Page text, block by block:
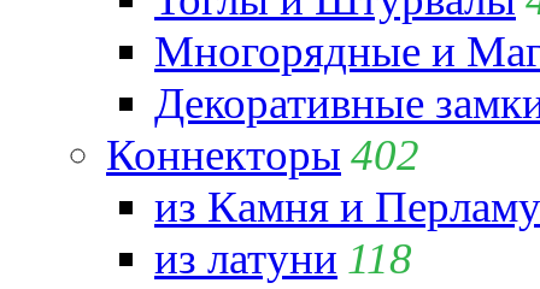
Многорядные и
Декоративные
Коннекторы 402
из Камня и
из латуни 118